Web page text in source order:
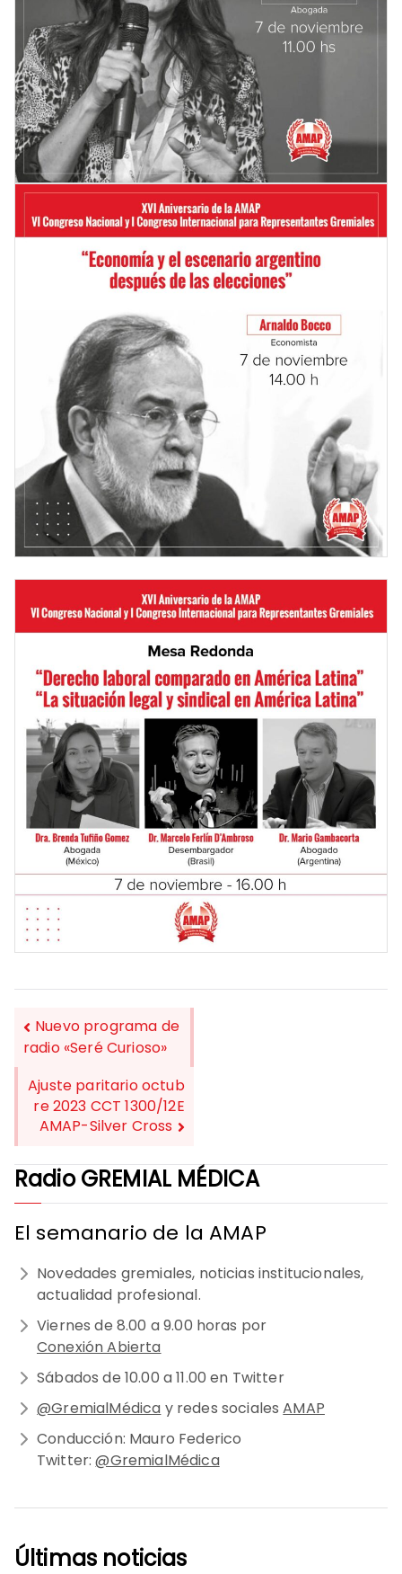
NAVEGACIÓN
DE
ENTRADAS
Nuevo programa de
radio «Seré Curioso»
Ajuste paritario octub
re 2023 CCT 1300/12E
AMAP-Silver Cross
Radio GREMIAL MÉDICA
El semanario de la AMAP
Novedades gremiales, noticias institucionales,
actualidad profesional.
Viernes de 8.00 a 9.00 horas por
Conexión Abierta
Sábados de 10.00 a 11.00 en Twitter
@GremialMédica y redes socialesAMAP
Conducción: Mauro Federico
Twitter:@GremialMédica
Últimas noticias